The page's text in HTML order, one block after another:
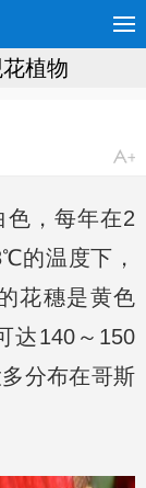
植物
色，每年在2
的温度下，
花穗是黄色
达140～150
分布在哥斯